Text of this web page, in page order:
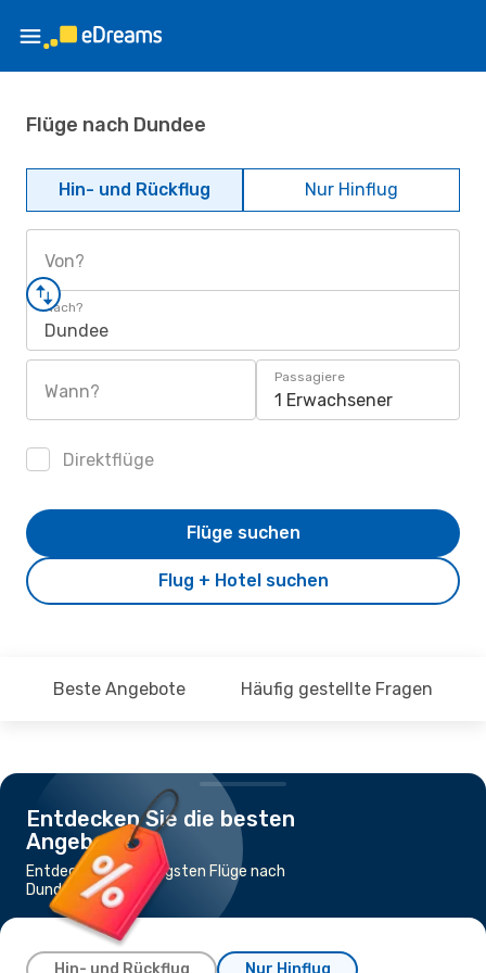
Flüge nach Dundee
Hin- und Rückflug Nur Hinflug
Von?
Nach?
Dundee
Wann?
Passagiere
1 Erwachsener
Direktflüge
Flug + Hotel suchen
Flüge suchen
Beste Angebote Häufig gestellte Fragen
Entdecken Sie die besten
Angebote
Entdecke die günstigsten Flüge nach
Dundee
Hin- und Rückflug Nur Hinflug